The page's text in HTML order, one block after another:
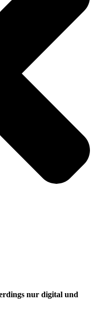
nur digital und